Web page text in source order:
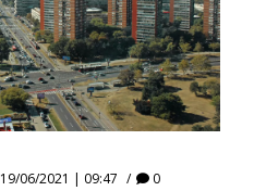
19/06/2021 | 09:47 0